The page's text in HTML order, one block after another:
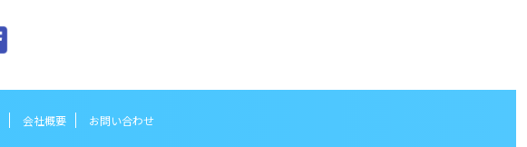
会社概要 お問い合わせ